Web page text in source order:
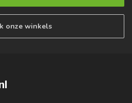
onze winkels